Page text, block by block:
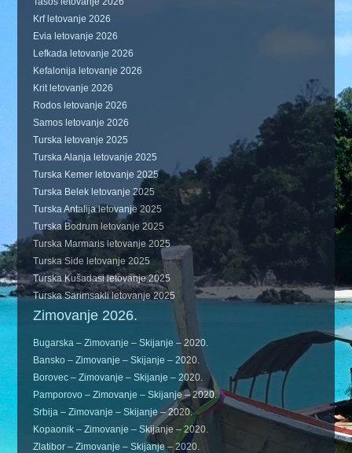
Krf letovanje 2026
Evia letovanje 2026
Lefkada letovanje 2026
Kefalonija letovanje 2026
Krit letovanje 2026
Rodos letovanje 2026
Samos letovanje 2026
Turska letovanje 2025
Turska Alanja letovanje 2025
Turska Kemer letovanje 2025
Turska Belek letovanje 2025
Turska Antalija letovanje 2025
Turska Bodrum letovanje 2025
Turska Marmaris letovanje 2025
Turska Side letovanje 2025
Turska Kušadasi letovanje 2025
Turska Sarimsakli letovanje 2025
Zimovanje 2026.
Bugarska – Zimovanje – Skijanje – 2020.
Bansko – Zimovanje – Skijanje – 2020.
Borovec – Zimovanje – Skijanje – 2020.
Pamporovo – Zimovanje – Skijanje – 2020.
Srbija – Zimovanje – Skijanje – 2020.
Kopaonik – Zimovanje – Skijanje – 2020.
Zlatibor – Zimovanje – Skijanje – 2020.